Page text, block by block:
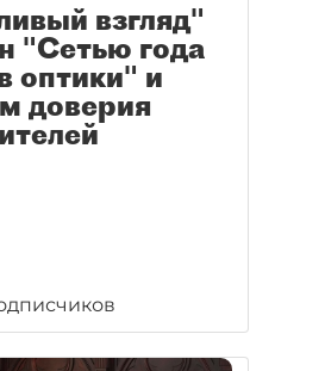
взгляд"
"Сетью года
оптики" и
доверия